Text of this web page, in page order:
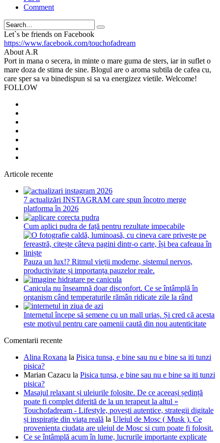
Comment
Search
Let`s be friends on Facebook
https://www.facebook.com/touchofadream
About A.R
Port in mana o secera, in minte o mare guma de sters, iar in suflet o
mare doza de stima de sine. Blogul are o aroma subtila de cafea cu,
care sper sa va binedispun si sa va energizez vietile. Welcome!
FOLLOW
Articole recente
7 actualizări INSTAGRAM care spun încotro merge
platforma în 2026
Cum aplici pudra de față pentru rezultate impecabile
Pauza un lux!? Ritmul vieții moderne, sistemul nervos,
productivitate și importanța pauzelor reale.
Canicula nu înseamnă doar disconfort. Ce se întâmplă în
organism când temperaturile rămân ridicate zile la rând
Internetul începe să semene cu un mall uriaș. Și cred că acesta
este motivul pentru care oamenii caută din nou autenticitate
Comentarii recente
Alina Roxana la Pisica tunsa, e bine sau nu e bine sa iti tunzi
pisica?
Marian Cazacu la Pisica tunsa, e bine sau nu e bine sa iti tunzi
pisica?
Masajul relaxant și uleiurile folosite. De ce aceeași ședință
poate fi complet diferită de la un terapeut la altul »
Touchofadream - Lifestyle, povești autentice, strategii digitale
și inspirație din viața reală la Uleiul de Mosc ( Musk ). Ce
provenienta ciudata are uleiul de Mosc si cum poate fi folosit.
Ce se întâmplă acum în lume, lucrurile importante explicate